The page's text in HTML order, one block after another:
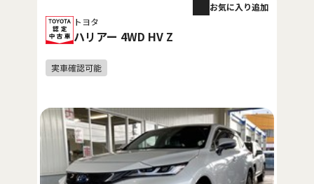
トヨタ
ハリアー 4WD HV Z
お気に入り追加